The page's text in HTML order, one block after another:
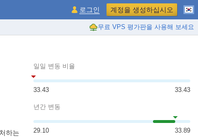
무료 VPS 평가판을 사용해 보세요
로그인 계정을 생성하십시오
하는
일일 변동 비율
33.43 33.43
년간 변동
29.10 33.89